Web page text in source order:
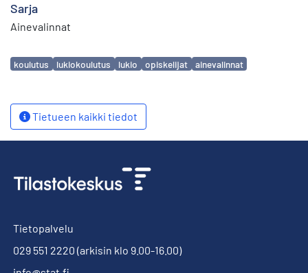
Sarja
Ainevalinnat
Avainsanat
koulutus lukiokoulutus lukio opiskelijat ainevalinnat
Tietueen kaikki tiedot
Tietopalvelu
029 551 2220 (arkisin klo 9.00-16.00)